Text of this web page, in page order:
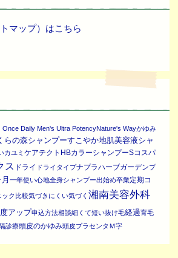
マップ）はこちら
Once Daily Men's Ultra PotencyNature's Wayかゆみ
らの森シャンプーすこやか地肌美容液シャ
カユミ ケアテクトHBカラーシャンプーSコスパ
ス ドライ ドライタイプナプラハーブガーデンプ
月一年使い心地全身シャンプー出始め卒業定期コ
ク 比較気づきにくい気づく 湘南美容外科
アップ申込方法相談細くて短い抜け毛経過育毛
診療頭皮のかゆみ頭皮プラセンタ Ｍ字